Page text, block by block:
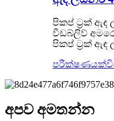
පිකප් ට්‍රක් ඇඳ
වීඩබ්ලිව්
පිකප් ට්‍රක් ඇඳ
පරීක්ෂණයක්
අපව අමතන්න